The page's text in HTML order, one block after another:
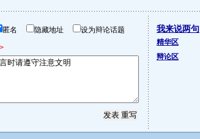
匿名 隐藏地址 设为辩论话题 我来说两句
精华区
辩论区